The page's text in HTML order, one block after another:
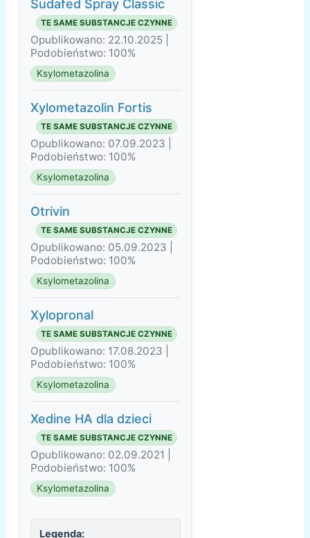
Sudafed Spray Classic
TE SAME SUBSTANCJE CZYNNE
Opublikowano: 22.10.2025 |
Podobieństwo: 100%
Ksylometazolina
Xylometazolin Fortis
TE SAME SUBSTANCJE CZYNNE
Opublikowano: 07.09.2023 |
Podobieństwo: 100%
Ksylometazolina
Otrivin
TE SAME SUBSTANCJE CZYNNE
Opublikowano: 05.09.2023 |
Podobieństwo: 100%
Ksylometazolina
Xylopronal
TE SAME SUBSTANCJE CZYNNE
Opublikowano: 17.08.2023 |
Podobieństwo: 100%
Ksylometazolina
Xedine HA dla dzieci
TE SAME SUBSTANCJE CZYNNE
Opublikowano: 02.09.2021 |
Podobieństwo: 100%
Ksylometazolina
Legenda: